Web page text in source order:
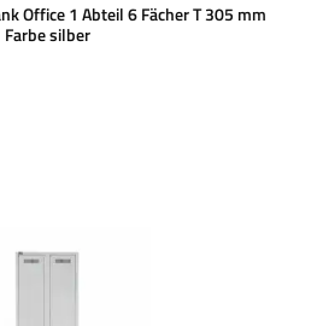
Office 1 Abteil 6 Fächer T 305 mm
Farbe silber